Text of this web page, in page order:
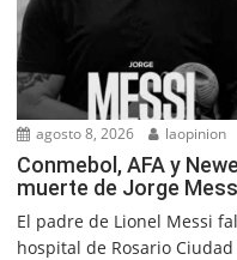
agosto 8, 2026 laopinion
Conmebol, AFA y
muerte de Jorge
El padre de Lionel Messi
hospital de Rosario